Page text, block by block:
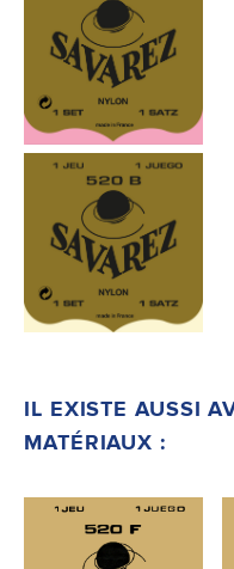
IL EXISTE AUSSI
MATÉRIAUX :